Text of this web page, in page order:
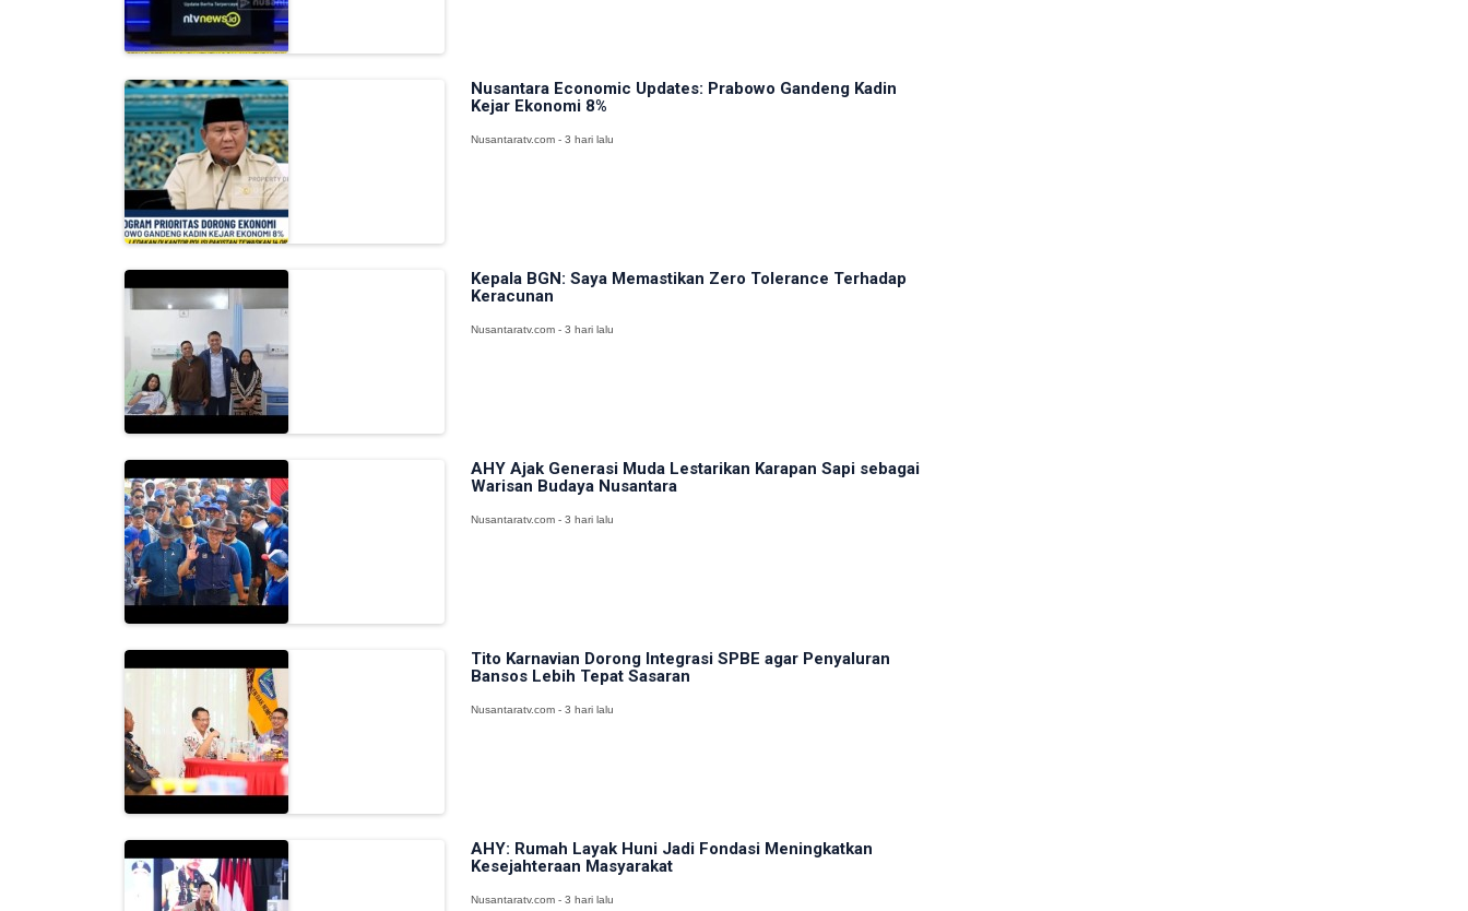
Nusantara Economic Updates: Prabowo Gandeng Kadin
Kejar Ekonomi 8%
Nusantaratv.com - 3 hari lalu
Kepala BGN: Saya Memastikan Zero Tolerance Terhadap
Keracunan
Nusantaratv.com - 3 hari lalu
AHY Ajak Generasi Muda Lestarikan Karapan Sapi sebagai
Warisan Budaya Nusantara
Nusantaratv.com - 3 hari lalu
Tito Karnavian Dorong Integrasi SPBE agar Penyaluran
Bansos Lebih Tepat Sasaran
Nusantaratv.com - 3 hari lalu
AHY: Rumah Layak Huni Jadi Fondasi Meningkatkan
Kesejahteraan Masyarakat
Nusantaratv.com - 3 hari lalu